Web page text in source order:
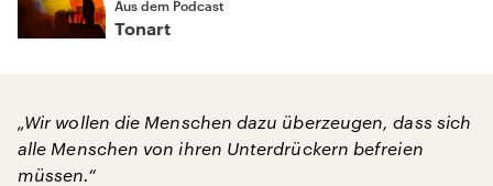
Aus dem Podcast
Tonart
„Wir wollen die Menschen dazu überzeugen, dass sich
alle Menschen von ihren Unterdrückern befreien
müssen.“